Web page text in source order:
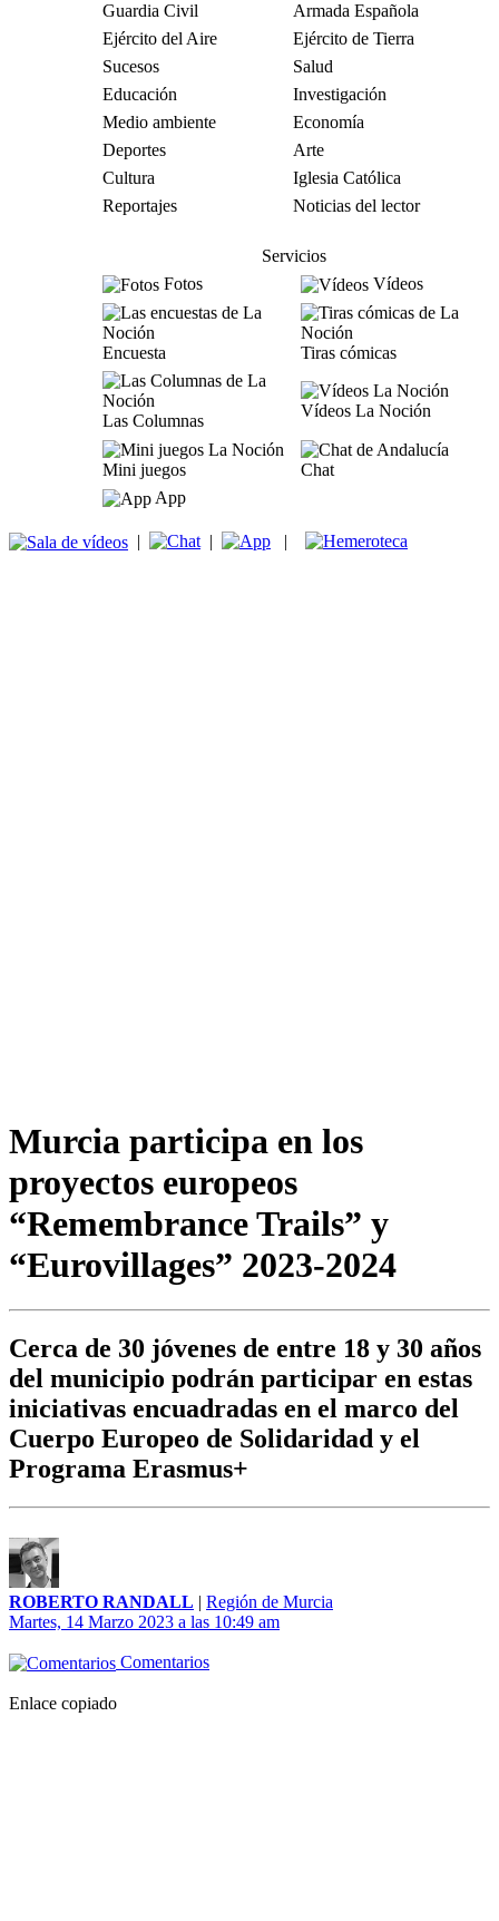
Guardia Civil
Armada Española
Ejército del Aire
Ejército de Tierra
Sucesos
Salud
Educación
Investigación
Medio ambiente
Economía
Deportes
Arte
Cultura
Iglesia Católica
Reportajes
Noticias del lector
Servicios
Fotos
Vídeos
Encuesta Tiras cómicas
Las Columnas
Vídeos La Noción
Mini juegos
Chat
App
| | |
Murcia participa en los
proyectos europeos
“Remembrance Trails” y
“Eurovillages” 2023-2024
Cerca de 30 jóvenes de entre 18 y 30 años
del municipio podrán participar en estas
iniciativas encuadradas en el marco del
Cuerpo Europeo de Solidaridad y el
Programa Erasmus+
ROBERTO RANDALL | Región de Murcia
Martes, 14 Marzo 2023 a las 10:49 am
Comentarios
Enlace copiado